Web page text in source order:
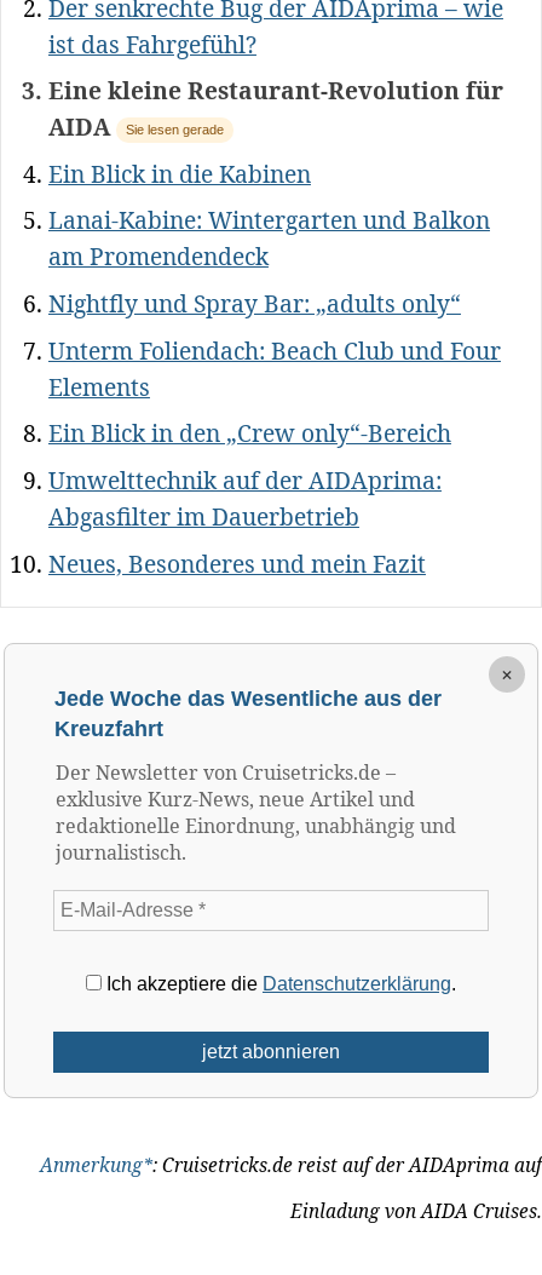
Der senkrechte Bug der AIDAprima – wie
ist das Fahrgefühl?
Eine kleine Restaurant-Revolution für
AIDA
Sie lesen gerade
Ein Blick in die Kabinen
Lanai-Kabine: Wintergarten und Balkon
am Promendendeck
Nightfly und Spray Bar: „adults only“
Unterm Foliendach: Beach Club und Four
Elements
Ein Blick in den „Crew only“-Bereich
Umwelttechnik auf der AIDAprima:
Abgasfilter im Dauerbetrieb
Neues, Besonderes und mein Fazit
×
Jede Woche das Wesentliche aus der
Kreuzfahrt
Der Newsletter von Cruisetricks.de –
exklusive Kurz-News, neue Artikel und
redaktionelle Einordnung, unabhängig und
journalistisch.
Ich akzeptiere die Datenschutzerklärung.
Anmerkung*: Cruisetricks.de reist auf der AIDAprima auf
Einladung von AIDA Cruises.